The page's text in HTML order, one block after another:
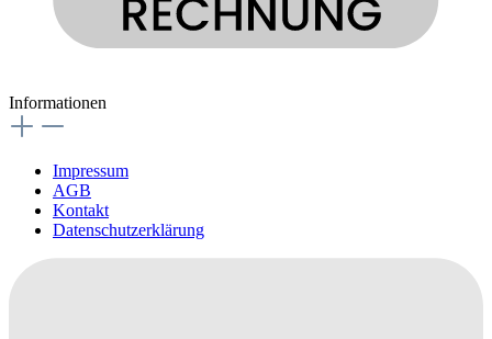
Informationen
Impressum
AGB
Kontakt
Datenschutzerklärung